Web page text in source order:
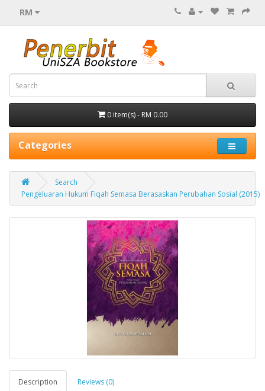
RM
0 item(s) - RM 0.00
Categories
Search
Pengeluaran Hukum Fiqah Semasa Berasaskan Perubahan Sosial (2015)
Description Reviews (0)